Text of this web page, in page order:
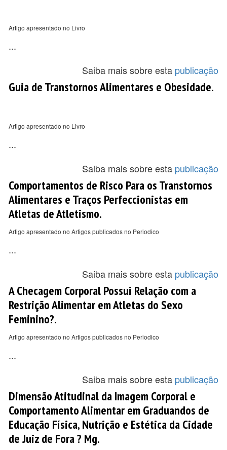
Artigo apresentado no Livro
...
Saiba mais sobre esta publicação
Guia de Transtornos Alimentares e Obesidade.
Artigo apresentado no Livro
...
Saiba mais sobre esta publicação
Comportamentos de Risco Para os Transtornos
Alimentares e Traços Perfeccionistas em
Atletas de Atletismo.
Artigo apresentado no Artigos publicados no Periodico
...
Saiba mais sobre esta publicação
A Checagem Corporal Possui Relação com a
Restrição Alimentar em Atletas do Sexo
Feminino?.
Artigo apresentado no Artigos publicados no Periodico
...
Saiba mais sobre esta publicação
Dimensão Atitudinal da Imagem Corporal e
Comportamento Alimentar em Graduandos de
Educação Física, Nutrição e Estética da Cidade
de Juiz de Fora ? Mg.